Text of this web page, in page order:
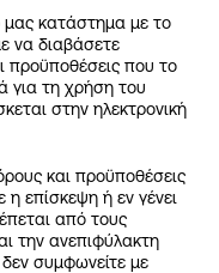
μας κατάστημα με το
να διαβάσετε
προϋποθέσεις που το
για τη χρήση του
στην ηλεκτρονική
και προϋποθέσεις
επίσκεψη ή εν γένει
από τους
την ανεπιφύλακτη
συμφωνείτε με